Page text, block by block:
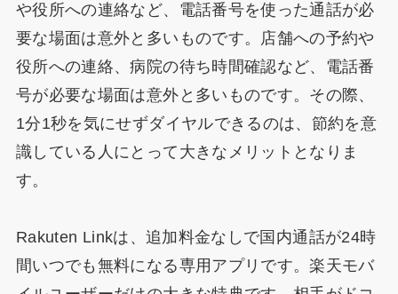
や役所への連絡など、電話番号を使った通話が必
要な場面は意外と多いものです。店舗への予約や
役所への連絡、病院の待ち時間確認など、電話番
号が必要な場面は意外と多いものです。その際、
1分1秒を気にせずダイヤルできるのは、節約を意
識している人にとって大きなメリットとなりま
す。
Rakuten Linkは、追加料金なしで国内通話が24時
間いつでも無料になる専用アプリです。楽天モバ